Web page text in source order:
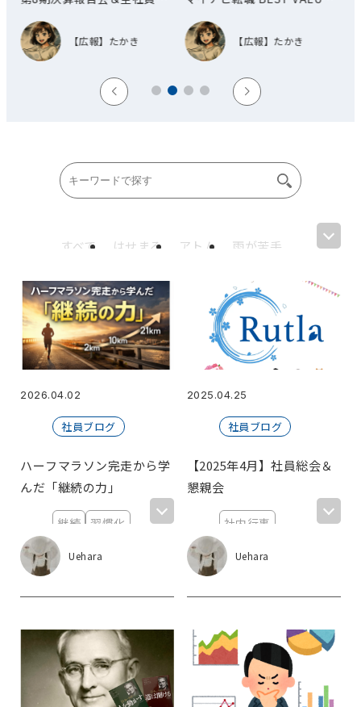
【広報】たかき
AWARD 優秀賞を受賞しまし
た！
【広報】たかき
すべて はせまる アトム
雨が苦手
ボンレスハム
謳歌 だっち
安
いかさん
黒ビール飲むマン
海斗
kana
川太郎 中村健二 萩谷
ケン
愛馬
りこ メイ
井の中のけろっぴ
NAO
N.S 武村
R.I
まっちゃん
いぬさき
なかさん
おじいちゃん
星のおじさん
鯉党さうなー
△山
葱ちゃん Uehara
りす
100トン
Mgura. キッシー
2026.04.02
社員ブログ
ハーフマラソン完走から学
んだ「継続の力」
継続
習慣化
ランニング
Uehara
2025.04.25
社員ブログ
【2025年4月】社員総会＆
懇親会
社内行事
懇親会
Uehara